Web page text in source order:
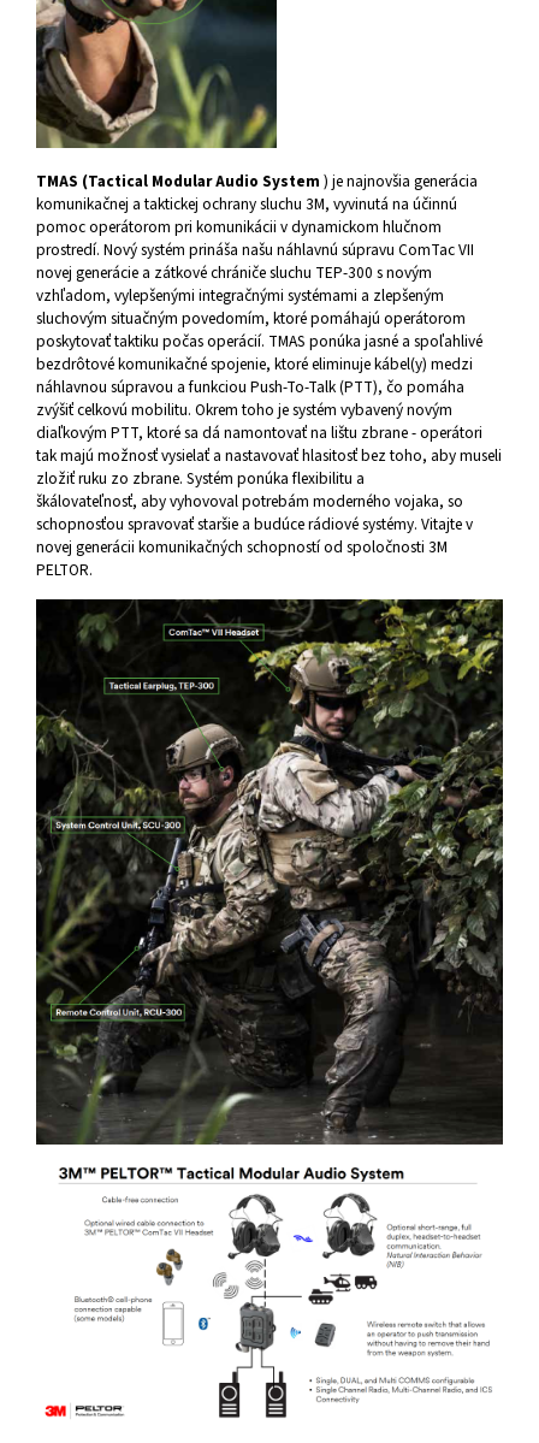
TMAS (Tactical Modular Audio System ) je najnovšia generácia
komunikačnej a taktickej ochrany sluchu 3M, vyvinutá na účinnú
pomoc operátorom pri komunikácii v dynamickom hlučnom
prostredí. Nový systém prináša našu náhlavnú súpravu ComTac VII
novej generácie a zátkové chrániče sluchu TEP-300 s novým
vzhľadom, vylepšenými integračnými systémami a zlepšeným
sluchovým situačným povedomím, ktoré pomáhajú operátorom
poskytovať taktiku počas operácií. TMAS ponúka jasné a spoľahlivé
bezdrôtové komunikačné spojenie, ktoré eliminuje kábel(y) medzi
náhlavnou súpravou a funkciou Push-To-Talk (PTT), čo pomáha
zvýšiť celkovú mobilitu. Okrem toho je systém vybavený novým
diaľkovým PTT, ktoré sa dá namontovať na lištu zbrane - operátori
tak majú možnosť vysielať a nastavovať hlasitosť bez toho, aby museli
zložiť ruku zo zbrane. Systém ponúka flexibilitu a
škálovateľnosť, aby vyhovoval potrebám moderného vojaka, so
schopnosťou spravovať staršie a budúce rádiové systémy. Vitajte v
novej generácii komunikačných schopností od spoločnosti 3M
PELTOR.